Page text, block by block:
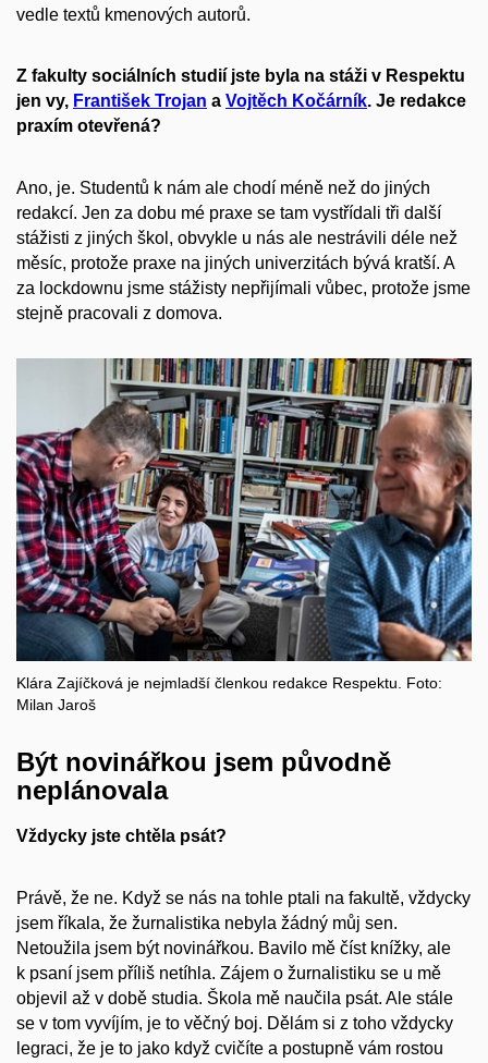
vedle textů kmenových autorů.
Z fakulty sociálních studií jste byla na stáži v Respektu
jen vy, František Trojan a Vojtěch Kočárník. Je redakce
praxím otevřená?
Ano, je. Studentů k nám ale chodí méně než do jiných
redakcí. Jen za dobu mé praxe se tam vystřídali tři další
stážisti z jiných škol, obvykle u nás ale nestrávili déle než
měsíc, protože praxe na jiných univerzitách bývá kratší. A
za lockdownu jsme stážisty nepřijímali vůbec, protože jsme
stejně pracovali z domova.
Klára Zajíčková je nejmladší členkou redakce Respektu. Foto:
Milan Jaroš
Být novinářkou jsem původně
neplánovala
Vždycky jste chtěla psát?
Právě, že ne. Když se nás na tohle ptali na fakultě, vždycky
jsem říkala, že žurnalistika nebyla žádný můj sen.
Netoužila jsem být novinářkou. Bavilo mě číst knížky, ale
k psaní jsem příliš netíhla. Zájem o žurnalistiku se u mě
objevil až v době studia. Škola mě naučila psát. Ale stále
se v tom vyvíjím, je to věčný boj. Dělám si z toho vždycky
legraci, že je to jako když cvičíte a postupně vám rostou